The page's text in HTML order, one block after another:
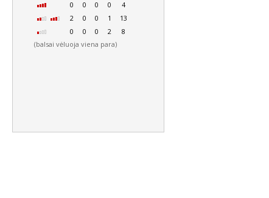
0
0 0 0
4
2
0 0 1
13
0
0 0 2 8
(balsai vėluoja viena para)